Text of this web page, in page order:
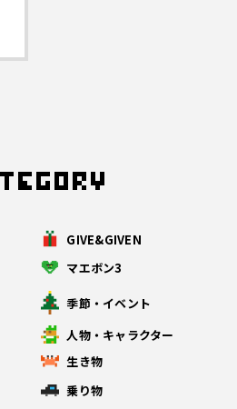
GIVE&GIVEN
マエボン3
季節・イベント
人物・キャラクター
生き物
乗り物